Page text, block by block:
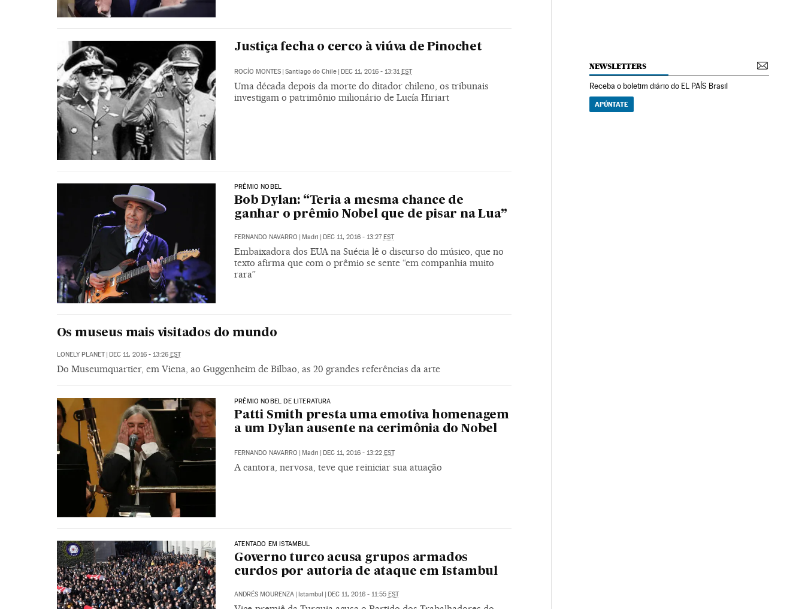
Justiça fecha o cerco à viúva de Pinochet
ROCÍO MONTES | Santiago do Chile | DEC 11, 2016 - 13:31EST
Uma década depois da morte do ditador chileno, os tribunais
investigam o patrimônio milionário de Lucía Hiriart
PRÊMIO NOBEL
Bob Dylan: “Teria a mesma chance de
ganhar o prêmio Nobel que de pisar na Lua”
FERNANDO NAVARRO Madri DEC 11, 2016 - 13:27 EST
Embaixadora dos EUA na Suécia lê o discurso do músico, que no
texto afirma que com o prêmio se sente “em companhia muito
rara”
Os museus mais visitados do mundo
LONELY PLANET | DEC 11, 2016 - 13:26 EST
Do Museumquartier, em Viena, ao Guggenheim de Bilbao, as 20 grandes referências da arte
PRÊMIO NOBEL DE LITERATURA
Patti Smith presta uma emotiva homenagem
a um Dylan ausente na cerimônia do Nobel
FERNANDO NAVARRO | Madri | DEC 11, 2016 - 13:22 EST
A cantora, nervosa, teve que reiniciar sua atuação
ATENTADO EM ISTAMBUL
Governo turco acusa grupos armados
curdos por autoria de ataque em Istambul
ANDRÉS MOURENZA Istambul DEC 11, 2016 - 11:55 EST
NEWSLETTERS
Receba o boletim diário do EL PAÍS Brasil
APÚNTATE